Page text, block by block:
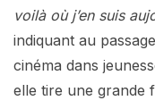
voilà où j’en suis
indiquant au
cinéma dans
elle tire une grande